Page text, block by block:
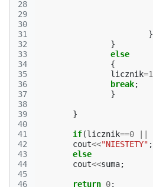
28
29
30
31
32
33
34
35
36
37
38
39
40
41
42
43
44
45
46
}
}
else
{
licznik=1
break;
}
}
if(licznik==0
cout<<"NIESTETY" ;
else
cout<<suma;
return 0;